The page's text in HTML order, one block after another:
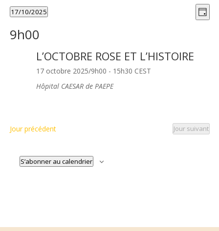
for
17
octobre
2025
par
de
Jour
17/10/2025
une
9h00
L’OCTOBRE ROSE ET L’HISTOIRE
17 octobre 2025/9h00 - 15h30 CEST
Hôpital CAESAR de PAEPE
Jour précédent Jour suivant
S’abonner au calendrier